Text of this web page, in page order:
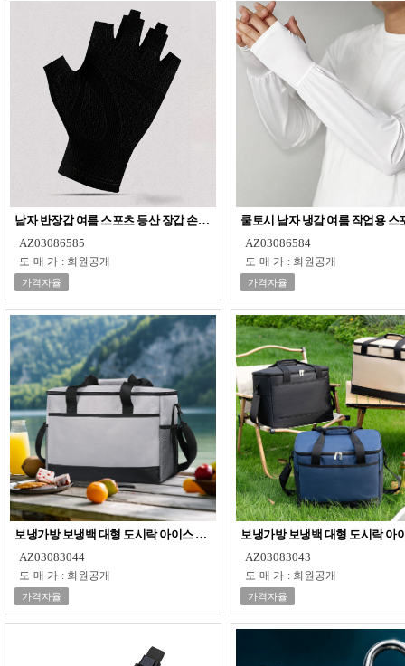
남자 반장갑 여름 스포츠 등산 장갑 손장갑 쿨장갑
AZ03086585
도매가 : 회원공개
가격자율
쿨토시 남자 냉감 여름 작업용 스
AZ03086584
도매가 : 회원공개
가격자율
보냉가방 보냉백 대형 도시락 아이스 박스 대용량 35L
AZ03083044
도매가 : 회원공개
가격자율
보냉가방 보냉백 대형 도시락 아
AZ03083043
도매가 : 회원공개
가격자율